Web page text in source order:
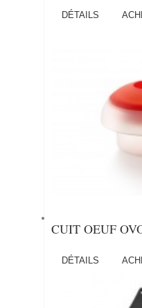
DÉTAILS
CUIT OEUF
DÉTAILS